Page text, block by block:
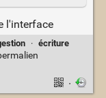
l'interface
· écriture
·